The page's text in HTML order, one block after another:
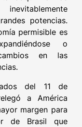
potencias.
permisible es
o
en las
del 11 de
a América
margen para
de Brasil que